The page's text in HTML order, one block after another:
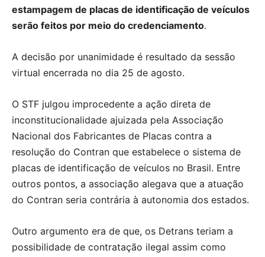
estampagem de placas de identificação de veículos
serão feitos por meio do credenciamento.
A decisão por unanimidade é resultado da sessão
virtual encerrada no dia 25 de agosto.
O STF julgou improcedente a ação direta de
inconstitucionalidade ajuizada pela Associação
Nacional dos Fabricantes de Placas contra a
resolução do Contran que estabelece o sistema de
placas de identificação de veículos no Brasil. Entre
outros pontos, a associação alegava que a atuação
do Contran seria contrária à autonomia dos estados.
Outro argumento era de que, os Detrans teriam a
possibilidade de contratação ilegal assim como